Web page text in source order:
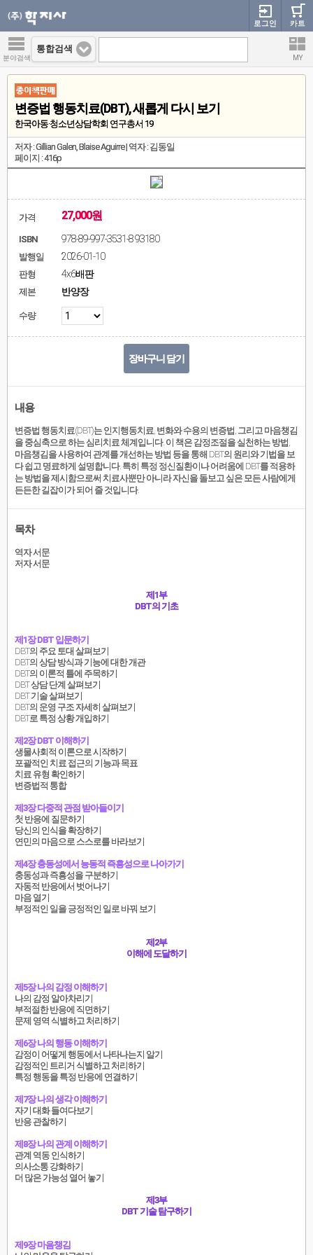
카트
로그인
분야검색 MY
통합검색
변증법 행동치료(DBT), 새롭게 다시 보기
한국아동·청소년상담학회 연구총서 19
저자 : Gillian Galen, Blaise Aguirre | 역자 : 김동일
페이지 : 416p
가격
ISBN
발행일
판형
제본
수량
27,000원
978-89-997-3531-8 93180
2026-01-10
4x6배판
반양장
장바구니 담기
내용
변증법 행동치료(DBT)는 인지행동치료, 변화와 수용의 변증법, 그리고 마음챙김
을 중심축으로 하는 심리치료 체계입니다. 이 책은 감정조절을 실천하는 방법,
마음챙김을 사용하여 관계를 개선하는 방법 등을 통해 DBT의 원리와 기법을 보
다 쉽고 명료하게 설명합니다. 특히 특정 정신질환이나 어려움에 DBT를 적용하
는 방법을 제시함으로써 치료사뿐만 아니라 자신을 돌보고 싶은 모든 사람에게
든든한 길잡이 가 되어 줄 것입니다.
목차
역자 서문
저자 서문
제1부
DBT의 기초
제1장 DBT 입문하기
DBT의 주요 토대 살펴보기
DBT의 상담 방식과 기능에 대한 개관
DBT의 이론적 틀에 주목하기
DBT 상담 단계 살펴보기
DBT 기술 살펴보기
DBT의 운영 구조 자세히 살펴보기
DBT로 특정 상황 개입하기
제2장 DBT 이해하기
생물사회적 이론으로 시작하기
포괄적인 치료 접근의 기능과 목표
치료 유형 확인하기
변증법적 통합
제3장 다중적 관점 받아들이기
첫 반응에 질문하기
당신의 인식을 확장하기
연민의 마음으로 스스로를 바라보기
제4장 충동성에서 능동적 즉흥성으로 나아가기
충동성과 즉흥성을 구분하기
자동적 반응에서 벗어나기
마음 열기
부정적인 일을 긍정적인 일로 바꿔 보기
제2부
이해에 도달하기
제5장 나의 감정 이해하기
나의 감정 알아차리기
부적절한 반응에 직면하기
문제 영역 식별하고 처리하기
제6장 나의 행동 이해하기
감정이 어떻게 행동에서 나타나는지 알기
감정적인 트리거 식별하고 처리하기
특정 행동을 특정 반응에 연결하기
제7장 나의 생각 이해하기
자기 대화 들여다보기
반응 관찰하기
제8장 나의 관계 이해하기
관계 역동 인식하기
의사소통 강화하기
더 많은 가능성 열어 놓기
제3부
DBT 기술 탐구하기
제9장 마음챙김